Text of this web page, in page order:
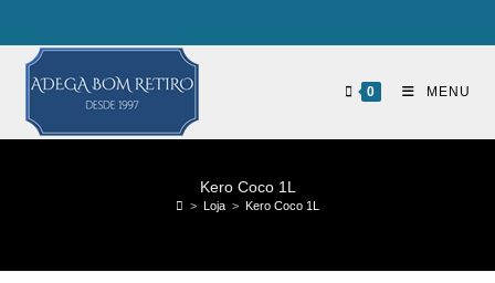
0 MENU
Kero Coco 1L
> Loja > Kero Coco 1L